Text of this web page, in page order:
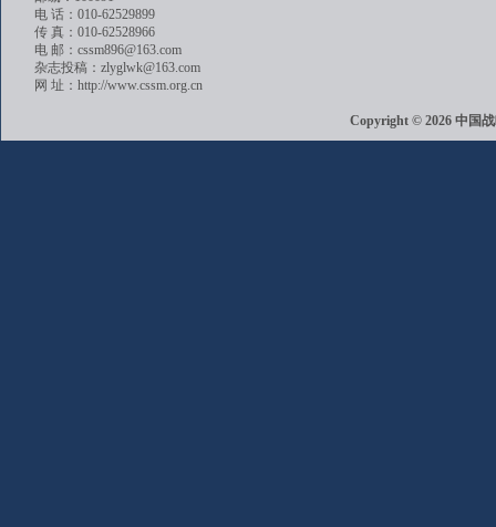
电 话：010-62529899
传 真：010-62528966
电 邮：cssm896@163.com
杂志投稿：zlyglwk@163.com
网 址：http://www.cssm.org.cn
Copyright © 2026 中国